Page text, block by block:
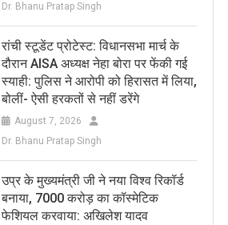
Dr. Bhanu Pratap Singh
रांची स्टूडेंट प्रोटेस्ट: विधानसभा मार्च के
दौरान AISA अध्यक्ष नेहा बोरा पर फेंकी गई
स्याही: पुलिस ने आरोपी को हिरासत में लिया,
बोलीं- ऐसी हरकतों से नहीं डरेंगे
August 7, 2026
Dr. Bhanu Pratap Singh
उप्र के मुख्यमंत्री जी ने नया विश्व रिकॉर्ड
बनाया, 7000 करोड़ का कॉस्मेटिक
फेशियल करवाया: अखिलेश यादव